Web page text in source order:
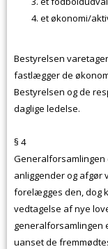
et økonomi/
Bestyrelsen
fastlægger de
Bestyrelsen og de
daglige ledelse.
§ 4
Generalforsamlingen
anliggender og afgør
forelægges den, dog
vedtagelse af nye
generalforsamlingen
uanset de